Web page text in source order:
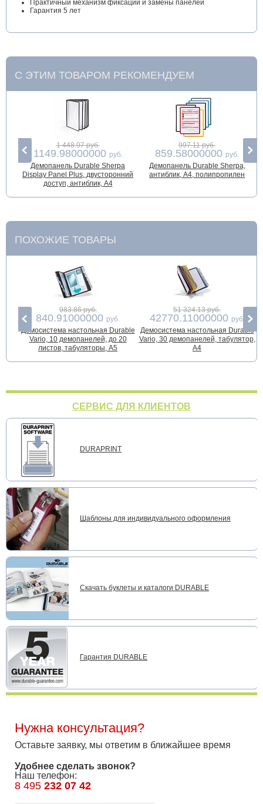
Практичный механизм фиксации и замены панелей
Гарантия 5 лет
С ЭТИМ ТОВАРОМ РЕКОМЕНДУЕМ
1 448.97 руб.
1149.98000000 руб.
Демопанель Durable Sherpa
Display Panel Plus, двусторонний
доступ, антиблик, A4
997.11 руб.
859.58000000 руб.
Демопанель Durable Sherpa,
антиблик, А4, полипропилен
ПОХОЖИЕ ТОВАРЫ
983.86 руб.
840.91000000 руб.
Демосистема настольная Durable
Vario, 10 демопанелей, до 20
листов, табуляторы, А5
51 324.13 руб.
42770.11000000 руб.
Демосистема настольная Durable
Vario, 30 демопанелей, табулятор,
А4
СЕРВИС ДЛЯ КЛИЕНТОВ
DURAPRINT
Шаблоны для индивидуального оформления
Скачать буклеты и каталоги DURABLE
Гарантия DURABLE
Нужна консультация?
Оставьте заявку, мы ответим в ближайшее время
Удобнее сделать звонок?
Наш телефон:
8 495 232 07 42